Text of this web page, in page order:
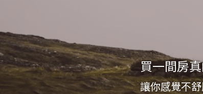
買一間房
讓你感覺不